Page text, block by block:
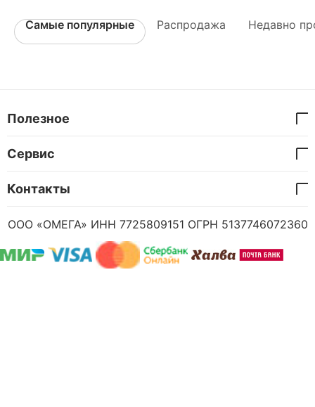
Самые популярные Распродажа Недавно
Полезное
Сервис
Контакты
ООО «ОМЕГА» ИНН 7725809151 ОГРН 5137746072360